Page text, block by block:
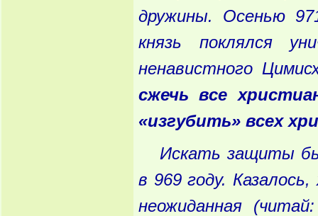
дружины. Осенью
князь поклялся
ненавистного
сжечь все
«изгубить» всех
Искать защиты
в 969 году. Казалось,
неожиданная (читай